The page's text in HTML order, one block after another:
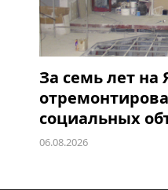
За семь лет на
социальных
06.08.2026